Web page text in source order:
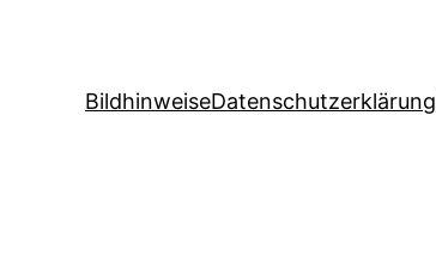
BildhinweiseDatenschutzerklärung